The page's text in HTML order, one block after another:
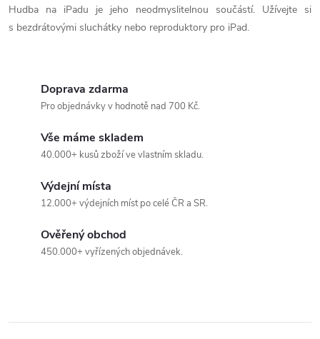
a
p
á
n
Hudba na iPadu je jeho neodmyslitelnou součástí. Užívejte si
s bezdrátovými sluchátky nebo reproduktory pro iPad.
Doprava zdarma
Pro objednávky v hodnotě nad 700 Kč.
Vše máme skladem
40.000+ kusů zboží ve vlastním skladu.
Výdejní místa
12.000+ výdejních míst po celé ČR a SR.
Ověřený obchod
450.000+ vyřízených objednávek.